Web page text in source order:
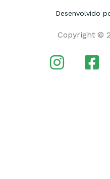
Desenvolvido
Copyright ©